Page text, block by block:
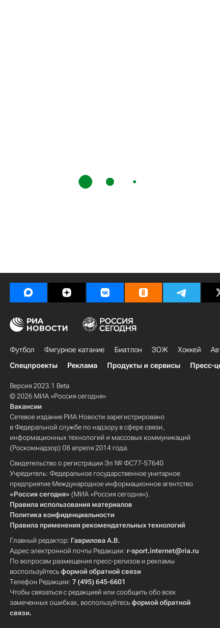
Футбол Фигурное катание Биатлон ЗОЖ Хоккей
Спецпроекты
Реклама Продукты и сервисы Пресс-
Версия 2023.1 Beta
© 2026 МИА «Россия сегодня»
Вакансии
Сетевое издание РИА Новости зарегистрировано
в Федеральной службе по надзору в сфере связи,
информационных технологий и массовых коммуникаций
(Роскомнадзор) 08 апреля 2014 года.
Свидетельство о регистрации Эл № ФС77-57640
Учредитель: Федеральное государственное унитарное
предприятие Международное информационное агентство
«Россия сегодня» (МИА «Россия сегодня»).
Правила использования материалов
Политика конфиденциальности
Правила применения рекомендательных технологий
Главный редактор: Гаврилова А.В.
Адрес электронной почты Редакции: r-sport.internet@ria.ru
По вопросам размещения пресс-релизов и рекламы
воспользуйтесьформой обратной связи
Телефон Редакции: 7 (495) 645-6601
Чтобы связаться с редакцией или сообщить обо всех
замеченных ошибках, воспользуйтесьформой обратной
связи.